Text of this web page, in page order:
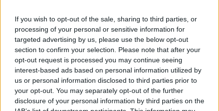
If you wish to opt-out of the sale, sharing to third parties, or
processing of your personal or sensitive information for
targeted advertising by us, please use the below opt-out
section to confirm your selection. Please note that after your
opt-out request is processed you may continue seeing
interest-based ads based on personal information utilized by
us or personal information disclosed to third parties prior to
your opt-out. You may separately opt-out of the further
disclosure of your personal information by third parties on the